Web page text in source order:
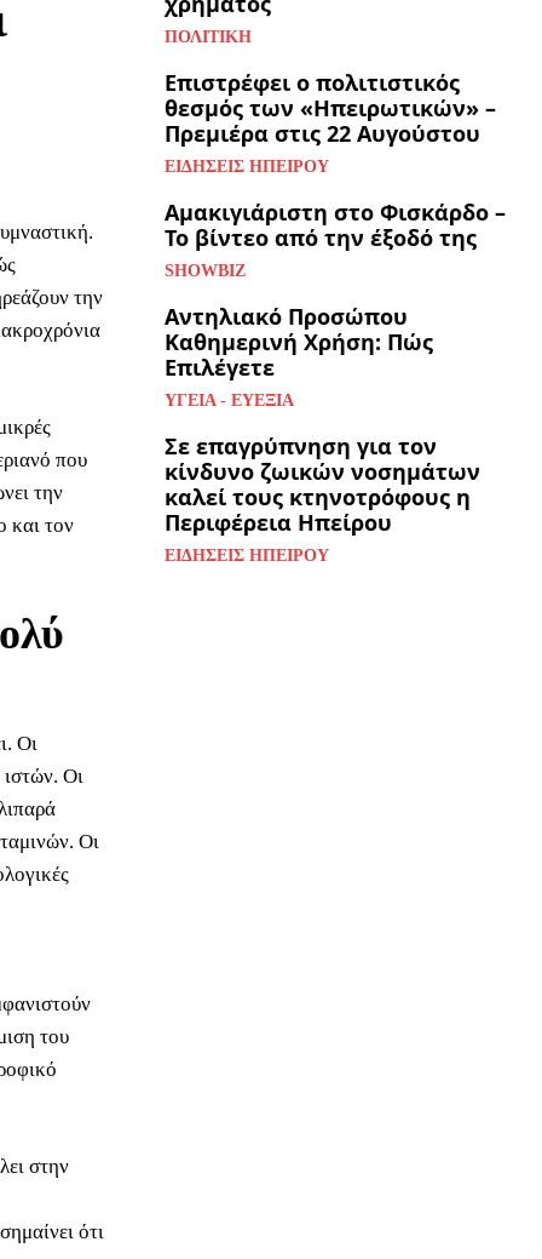
την
που
την
και τον
Οι
Οι
Οι
του
στην
ότι
ΠΟΛΙΤΙΚΉ
Επιστρέφει ο πολιτιστικός
θεσμός των «Ηπειρωτικών» –
Πρεμιέρα στις 22 Αυγούστου
ΕΙΔΉΣΕΙΣ ΗΠΕΊΡΟΥ
Αμακιγιάριστη στο Φισκάρδο –
Το βίντεο από την έξοδό της
SHOWBIZ
Αντηλιακό Προσώπου
Καθημερινή Χρήση: Πώς
Επιλέγετε
ΥΓΕΊΑ - ΕΥΕΞΊΑ
Σε επαγρύπνηση για τον
κίνδυνο ζωικών νοσημάτων
καλεί τους κτηνοτρόφους η
Περιφέρεια Ηπείρου
ΕΙΔΉΣΕΙΣ ΗΠΕΊΡΟΥ